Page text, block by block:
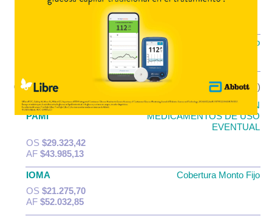
Cobertura Monto Fijo
$19.836,93
600 mg tab.eferv.x 60 $73.308,55 (21/07/26)
PAMI
PAMI PLAN
MEDICAMENTOS DE USO
EVENTUAL
OS $29.323,42
AF $43.985,13
IOMA
Cobertura Monto Fijo
OS $21.275,70
AF $52.032,85